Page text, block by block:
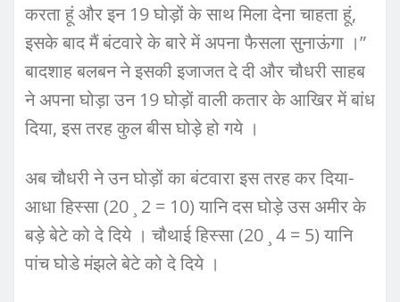
करता हूं और इन 19 घोड़ों के साथ मिला देना चाहता हूं,
इसके बाद मैं बंटवारे के बारे में अपना फैसला सुनाऊंगा ।”
बादशाह बलबन ने इसकी इजाजत दे दी और चौधरी साहब
ने अपना घोड़ा उन 19 घोड़ों वाली कतार के आखिर में बांध
दिया, इस तरह कुल बीस घोड़े हो गये ।
अब चौधरी ने उन घोड़ों का बंटवारा इस तरह कर दिया-
आधा हिस्सा (20 ¸ 2 = 10) यानि दस घोड़े उस अमीर के
बड़े बेटे को दे दिये । चौथाई हिस्सा (20 ¸ 4 = 5) यानि
पांच घोडे मंझले बेटे को दे दिये ।